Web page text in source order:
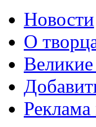
Новости
О
Реклама